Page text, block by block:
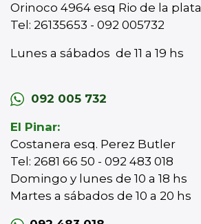
Orinoco 4964 esq Rio de la plata
Tel: 26135653 - 092 005732
Lunes a sábados de 11 a 19 hs
092 005 732
El Pinar:
Costanera esq. Perez Butler
Tel: 2681 66 50 - 092 483 018
Domingo y lunes de 10 a 18 hs
Martes a sábados de 10 a 20 hs